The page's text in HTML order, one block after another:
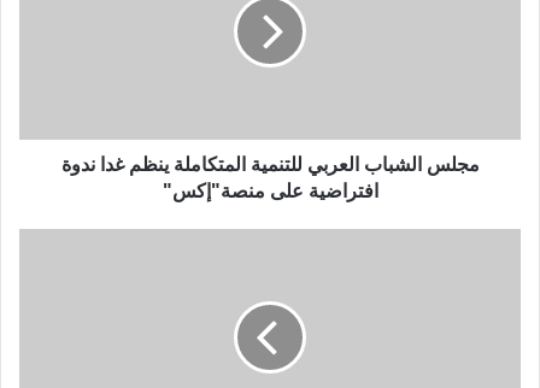
مجلس الشباب العربي للتنمية المتكاملة ينظم غدا ندوة
افتراضية على منصة"إكس"